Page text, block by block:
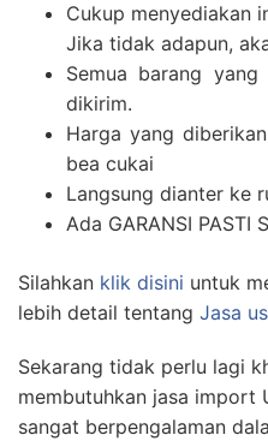
Cukup menyediakan
Jika tidak adapun,
Semua barang
dikirim.
Harga yang
bea cukai
Langsung dianter ke
Ada GARANSI PASTI
Silahkan klik disini untuk
lebih detail tentang Jasa
Sekarang tidak perlu lagi
membutuhkan jasa import
sangat berpengalaman